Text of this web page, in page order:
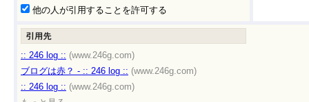
他の人が引用することを許可する
:: 246 log :: (www.246g.com)
ブログは赤？ - :: 246 log :: (www.246g.com)
:: 246 log :: (www.246g.com)